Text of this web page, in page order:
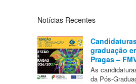
Notícias Recentes
graduação
Pragas –
As
da Pós-